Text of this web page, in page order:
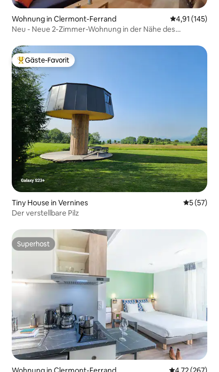
Wohnung in Clermont-Ferrand
4,91 (145)
Neu - Neue 2-Zimmer-Wohnung in der Nähe des
Beliebter Gäste-Favorit.
Gäste-Favorit
Tiny House in Vernines
5 (57)
Der verstellbare Pilz
Superhost
Superhost